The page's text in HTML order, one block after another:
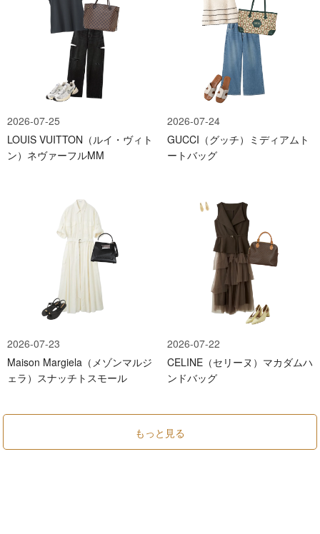
2026-07-25
LOUIS VUITTON（ルイ・ヴィト
ン）ネヴァーフルMM
2026-07-24
GUCCI（グッチ）ミディアムト
ートバッグ
2026-07-23
Maison Margiela（メゾンマルジ
ェラ）スナッチトスモール
2026-07-22
CELINE（セリーヌ）マカダムハ
ンドバッグ
もっと見る